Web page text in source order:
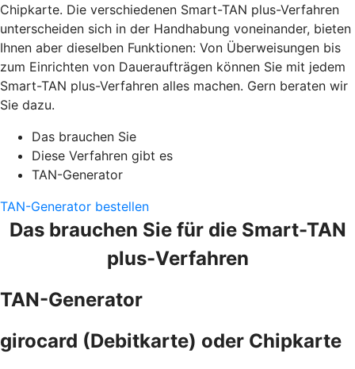
Chipkarte. Die verschiedenen Smart-TAN plus-Verfahren
unterscheiden sich in der Handhabung voneinander, bieten
Ihnen aber dieselben Funktionen: Von Überweisungen bis
zum Einrichten von Daueraufträgen können Sie mit jedem
Smart-TAN plus-Verfahren alles machen. Gern beraten wir
Sie dazu.
Das brauchen Sie
Diese Verfahren gibt es
TAN-Generator
TAN-Generator bestellen
Das brauchen Sie für die Smart-TAN
plus-Verfahren
TAN-Generator
girocard (Debitkarte) oder Chipkarte